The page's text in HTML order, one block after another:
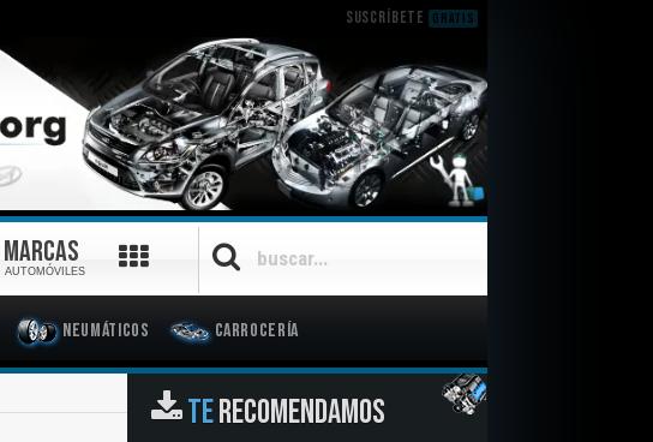
SUSCRÍBETE GRATIS
Neumáticos Carrocería
MARCAS
AUTOMÓVILES
TERECOMENDAMOS